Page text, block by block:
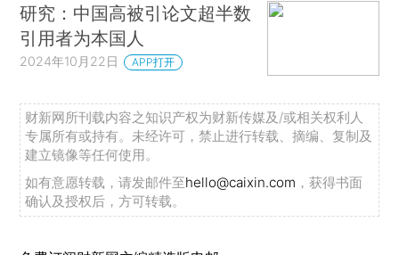
研究：中国高被引论文超半数
引用者为本国人
2024年10月22日 APP打开
财新网所刊载内容之知识产权为财新传媒及/或相关权利人
专属所有或持有。未经许可，禁止进行转载、摘编、复制及
建立镜像等任何使用。
如有意愿转载，请发邮件至hello@caixin.com ，获得书面
确认及授权后，方可转载。